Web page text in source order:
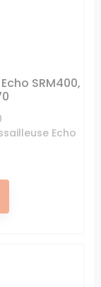
SRM400,
Echo